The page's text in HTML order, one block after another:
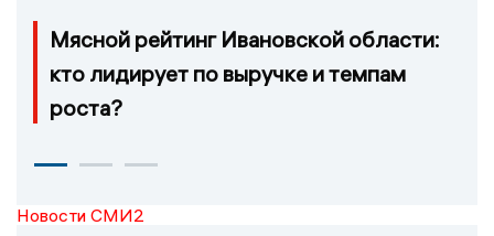
Мясной рейтинг Ивановской области:
кто лидирует по выручке и темпам
роста?
Новости СМИ2